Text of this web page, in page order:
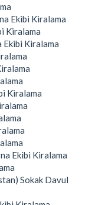
Ekibi Kiralama
Kiralama
Ekibi Kiralama
Kiralama
Ekibi Kiralama
Sokak Davul